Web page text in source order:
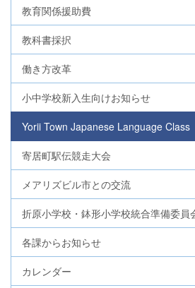
教育関係援助費
教科書採択
働き方改革
小中学校新入生向けお知らせ
Yorii Town Japanese Language Class
寄居町駅伝競走大会
メアリズビル市との交流
折原小学校・鉢形小学校統合準備委員
各課からお知らせ
カレンダー